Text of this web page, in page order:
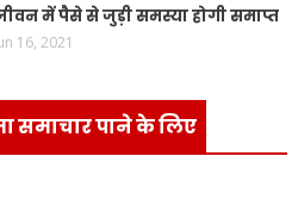
में पैसे से जुड़ी समस्या होगी समाप्त
16, 2021
समाचार पाने के लिए